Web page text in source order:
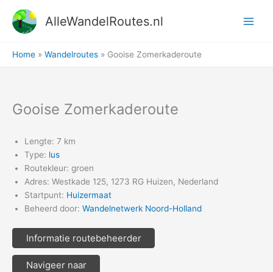
naar
AlleWandelRoutes.nl
Home Wandelroutes Gooise Zomerkaderoute
Gooise Zomerkaderoute
Lengte: 7 km
Type: lus
Routekleur: groen
Adres: Westkade 125, 1273 RG Huizen, Nederland
Startpunt: Huizermaat
Beheerd door: Wandelnetwerk Noord-Holland
Informatie routebeheerder
Navigeer naar